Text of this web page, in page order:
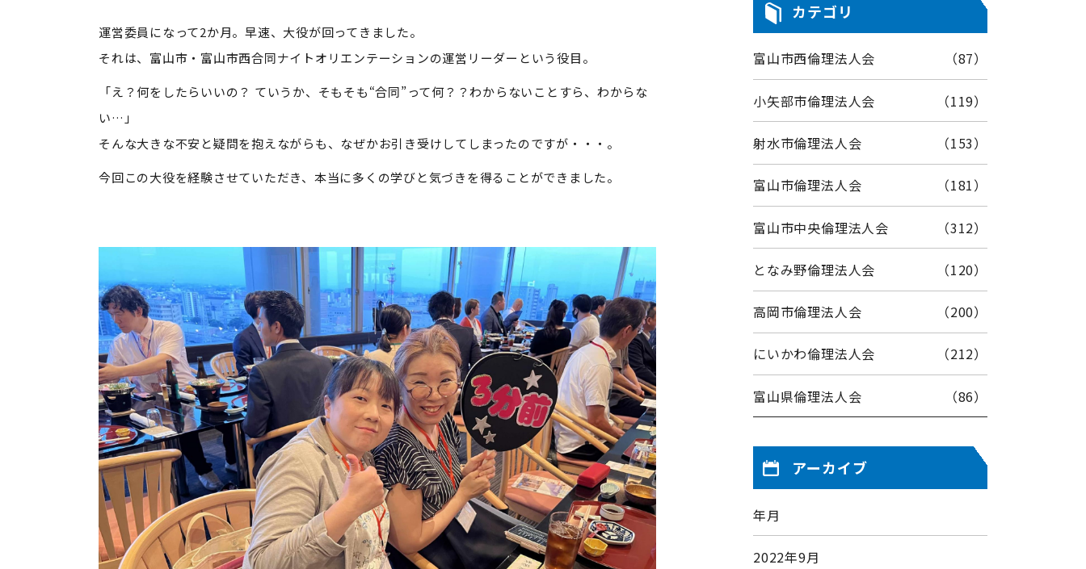
運営委員になって2か月。早速、大役が回ってきました。
それは、富山市・富山市西合同ナイトオリエンテーションの運営リーダーという役目。
「え？何をしたらいいの？ ていうか、そもそも“合同”って何？？わからないことすら、わからな
い…」
そんな大きな不安と疑問を抱えながらも、なぜかお引き受けしてしまったのですが・・・。
今回この大役を経験させていただき、本当に多くの学びと気づきを得ることができました。
カテゴリ
富山市西倫理法人会 （87）
小矢部市倫理法人会 （119）
射水市倫理法人会 （153）
富山市倫理法人会 （181）
富山市中央倫理法人会 （312）
となみ野倫理法人会 （120）
高岡市倫理法人会 （200）
にいかわ倫理法人会 （212）
富山県倫理法人会 （86）
アーカイブ
年月
2022年9月